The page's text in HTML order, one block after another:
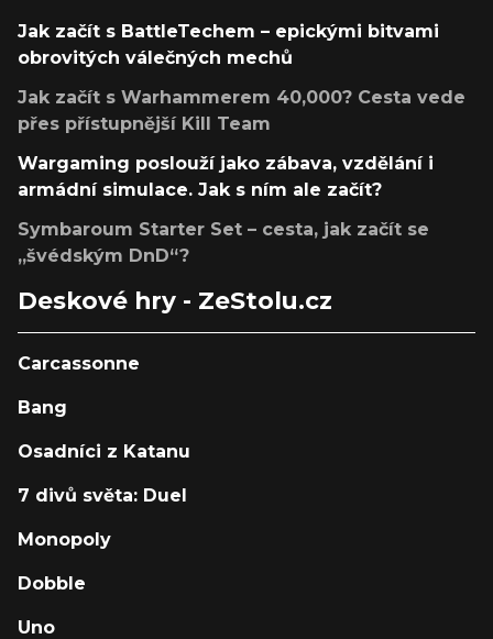
Jak začít s BattleTechem – epickými bitvami
obrovitých válečných mechů
Jak začít s Warhammerem 40,000? Cesta vede
přes přístupnější Kill Team
Wargaming poslouží jako zábava, vzdělání i
armádní simulace. Jak s ním ale začít?
Symbaroum Starter Set – cesta, jak začít se
„švédským DnD“?
Deskové hry - ZeStolu.cz
Carcassonne
Bang
Osadníci z Katanu
7 divů světa: Duel
Monopoly
Dobble
Uno